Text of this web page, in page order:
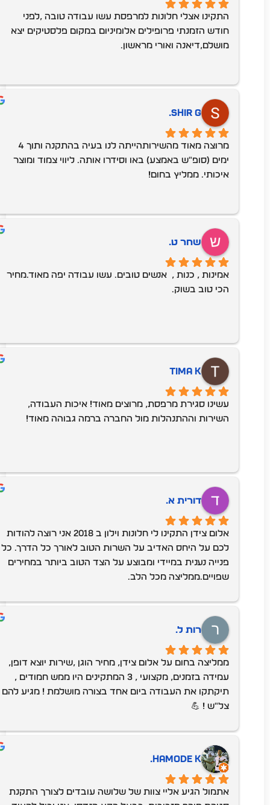
התקינו אצלי חלונות למרפסת עשו עבודה טובה ,לפני
חודש הזמנתי פרופילים אלומיניום במקום פלסטיקים יצא
מושלם,דיאנה ואורי מראשון.
Shir G.
מרוצה מאוד מהשירותהייתה לנו בעיה בהתקנה ותוך 4
ימים (סופ״ש באמצע) באו וסידרו אותה. ליווי צמוד ומוצר
איכותי. ממליץ בחום!
שחר ט.
אמינות , כנות ,  אנשים טובים. עשו עבודה יפה מאוד.מחיר
הכי טוב בשוק.
Tima K
עשינו סגירת מרפסת, מרוצים מאוד! איכות העבודה,
השירות וההתנהלות מול החברה ברמה גבוהה מאוד!
דורית א.
אלום צידן התקינו לי חלונות וילון ב 2018 אני רוצה להודות
לכם על היחס האדיב על השרות הטוב לאורך כל הדרך. כל
פנייה נענית במיידי ומבוצע על הצד הטוב ביותר במחירים
שפויים.ממליצה מכל הלב.
רות ל.
ממליצה בחום על אלום צידן, מחיר הוגן ,שירות יוצא דופן,
עמידה בזמנים, מקצועי , 3 המתקינים היו ממש חמודים ,
תיקתקו את העבודה ביום אחד בצורה מושלמת ! מגיע להם
צל"ש ! 💪
hamode K.
אתמול הגיע אליי צוות של שלושה עובדים לצורך התקנת